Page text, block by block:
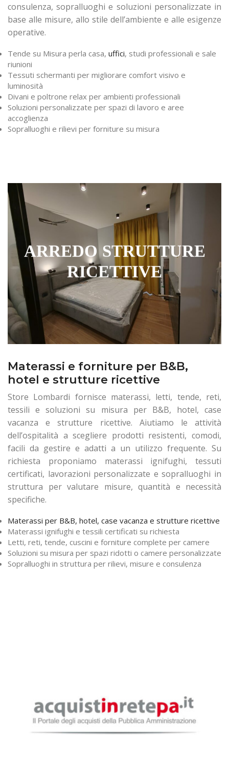
consulenza, sopralluoghi e soluzioni personalizzate in
base alle misure, allo stile dell’ambiente e alle esigenze
operative.
Tende su Misura perla casa, uffici, studi professionali e sale
riunioni
Tessuti schermanti per migliorare comfort visivo e
luminosità
Divani e poltrone relax per ambienti professionali
Soluzioni personalizzate per spazi di lavoro e aree
accoglienza
Sopralluoghi e rilievi per forniture su misura
ARREDO STRUTTURE
RICETTIVE
Materassi e forniture per B&B,
hotel e strutture ricettive
Store Lombardi fornisce materassi, letti, tende, reti,
tessili e soluzioni su misura per B&B, hotel, case
vacanza e strutture ricettive. Aiutiamo le attività
dell’ospitalità a scegliere prodotti resistenti, comodi,
facili da gestire e adatti a un utilizzo frequente. Su
richiesta proponiamo materassi ignifughi, tessuti
certificati, lavorazioni personalizzate e sopralluoghi in
struttura per valutare misure, quantità e necessità
specifiche.
Materassi per B&B, hotel, case vacanza e strutture ricettive
Materassi ignifughi e tessili certificati su richiesta
Letti, reti, tende, cuscini e forniture complete per camere
Soluzioni su misura per spazi ridotti o camere personalizzate
Sopralluoghi in struttura per rilievi, misure e consulenza